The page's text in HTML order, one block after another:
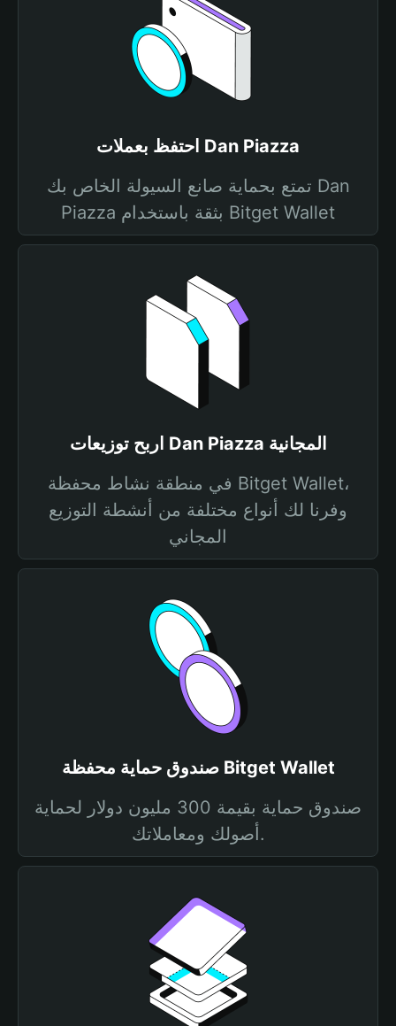
احتفظ بعملات Dan Piazza
تمتع بحماية صانع السيولة الخاص بك Dan
Piazza بثقة باستخدام Bitget Wallet
اربح توزيعات Dan Piazza المجانية
في منطقة نشاط محفظة Bitget Wallet،
وفرنا لك أنواع مختلفة من أنشطة التوزيع
المجاني
صندوق حماية محفظة Bitget Wallet
صندوق حماية بقيمة 300 مليون دولار لحماية
أصولك ومعاملاتك.